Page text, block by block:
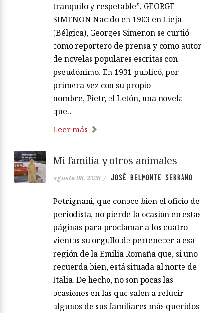
tranquilo y respetable”. GEORGE
SIMENON Nacido en 1903 en Lieja
(Bélgica), Georges Simenon se curtió
como reportero de prensa y como autor
de novelas populares escritas con
pseudónimo. En 1931 publicó, por
primera vez con su propio
nombre, Pietr, el Letón, una novela
que…
Leer más
Mi familia y otros animales
agosto 08, 2026 / JOSÉ BELMONTE SERRANO
Petrignani, que conoce bien el oficio de
periodista, no pierde la ocasión en estas
páginas para proclamar a los cuatro
vientos su orgullo de pertenecer a esa
región de la Emilia Romaña que, si uno
recuerda bien, está situada al norte de
Italia. De hecho, no son pocas las
ocasiones en las que salen a relucir
algunos de sus familiares más queridos